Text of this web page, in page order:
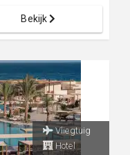
Bekijk
Vliegtuig
Hotel